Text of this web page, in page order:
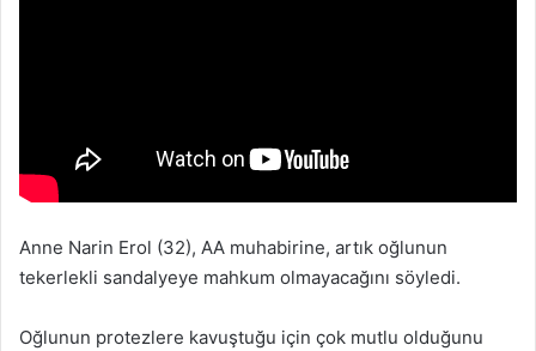
Anne Narin Erol (32), AA muhabirine, artık oğlunun
tekerlekli sandalyeye mahkum olmayacağını söyledi.
Oğlunun protezlere kavuştuğu için çok mutlu olduğunu